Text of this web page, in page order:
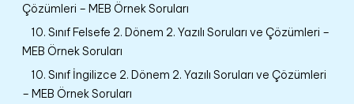
Çözümleri – MEB Örnek Soruları
10. Sınıf Felsefe 2. Dönem 2. Yazılı Soruları ve Çözümleri –
MEB Örnek Soruları
10. Sınıf İngilizce 2. Dönem 2. Yazılı Soruları ve Çözümleri
– MEB Örnek Soruları